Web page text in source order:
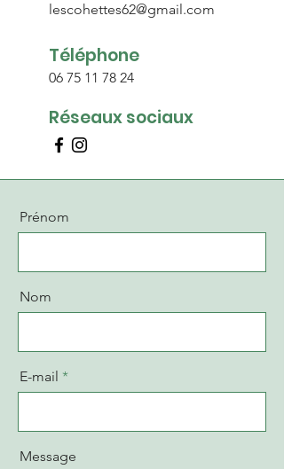
lescohettes62@gmail.com
Téléphone
06 75 11 78 24
Réseaux sociaux
Prénom
Nom
E-mail
Message